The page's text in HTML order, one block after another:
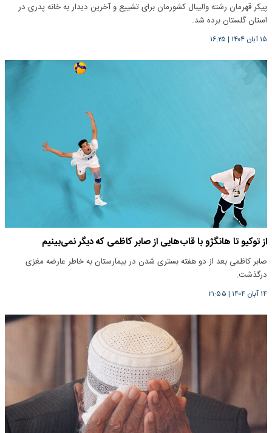
پیکر قهرمان رشته والیبال کشورمان برای تشییع و آخرین دیدار به خانه پدری در
استان گلستان برده شد.
۱۵ آبان ۱۴۰۴ | ۱۶:۲۵
از توکیو تا هانگژو با قاب‌هایی از صابر کاظمی که دیگر نمی‌بینیم
صابر کاظمی بعد از دو هفته بستری شدن در بیمارستان به خاطر عارضه مغزی
درگذشت.
۱۴ آبان ۱۴۰۴ | ۲۱:۵۵